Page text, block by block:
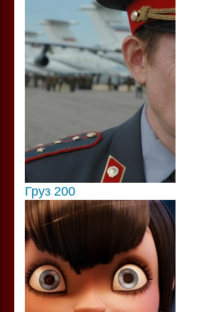
Груз 200